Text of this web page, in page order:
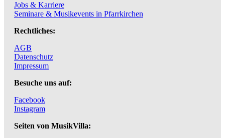
Jobs & Karriere
Seminare & Musikevents in Pfarrkirchen
Rechtliches:
AGB
Datenschutz
Impressum
Besuche uns auf:
Facebook
Instagram
Seiten von MusikVilla: